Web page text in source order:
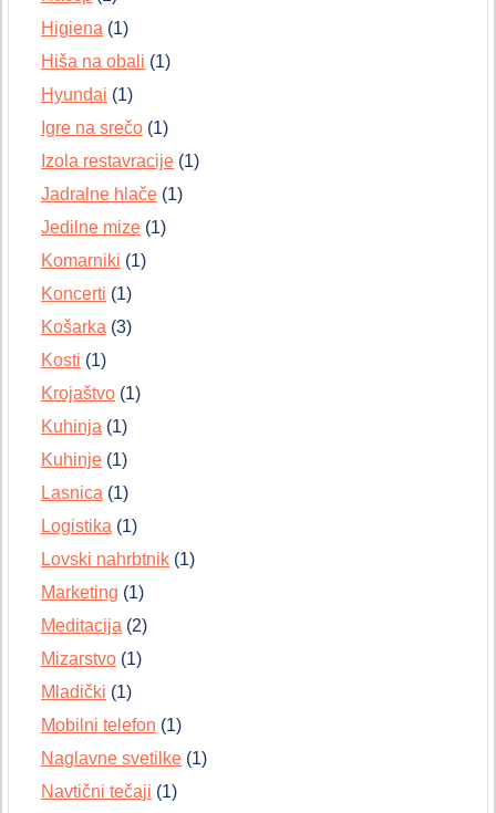
Higiena (1)
Hiša na obali (1)
Hyundai (1)
Igre na srečo (1)
Izola restavracije (1)
Jadralne hlače (1)
Jedilne mize (1)
Komarniki (1)
Koncerti (1)
Košarka (3)
Kosti (1)
Krojaštvo (1)
Kuhinja (1)
Kuhinje (1)
Lasnica (1)
Logistika (1)
Lovski nahrbtnik (1)
Marketing (1)
Meditacija (2)
Mizarstvo (1)
Mladički (1)
Mobilni telefon (1)
Naglavne svetilke (1)
Navtični tečaji (1)